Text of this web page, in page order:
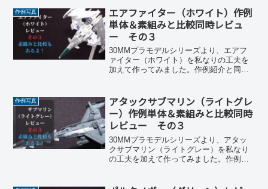
作例写真
エアファイター（ホワイト）作例
単体＆素組みと比較同時レビュ
ー その３
30MMプラモデルシリーズより、エアフ
ァイター（ホワイト）を私なりの工夫を
加えて作ってみました。作例紹介と同時
作例写真
アタックサブマリン（ライトグレ
ー）作例単体＆素組みと比較同時
レビュー その３
30MMプラモデルシリーズより、アタッ
クサブマリン（ライトグレー）を私なり
の工夫を加えて作ってみました。作例紹